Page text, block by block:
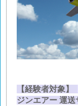
【経験者対象】
ジンエアー 運